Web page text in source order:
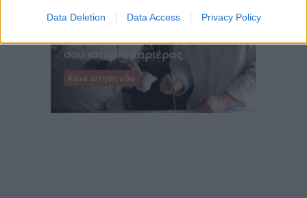
Data Deletion Data Access Privacy Policy